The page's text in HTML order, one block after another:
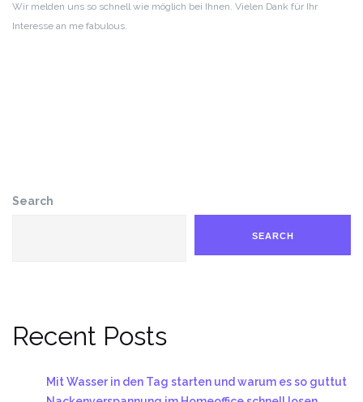
Wir melden uns so schnell wie möglich bei Ihnen. Vielen Dank für Ihr
Interesse an me fabulous.
Search
SEARCH
Recent Posts
Mit Wasser in den Tag starten und warum es so guttut